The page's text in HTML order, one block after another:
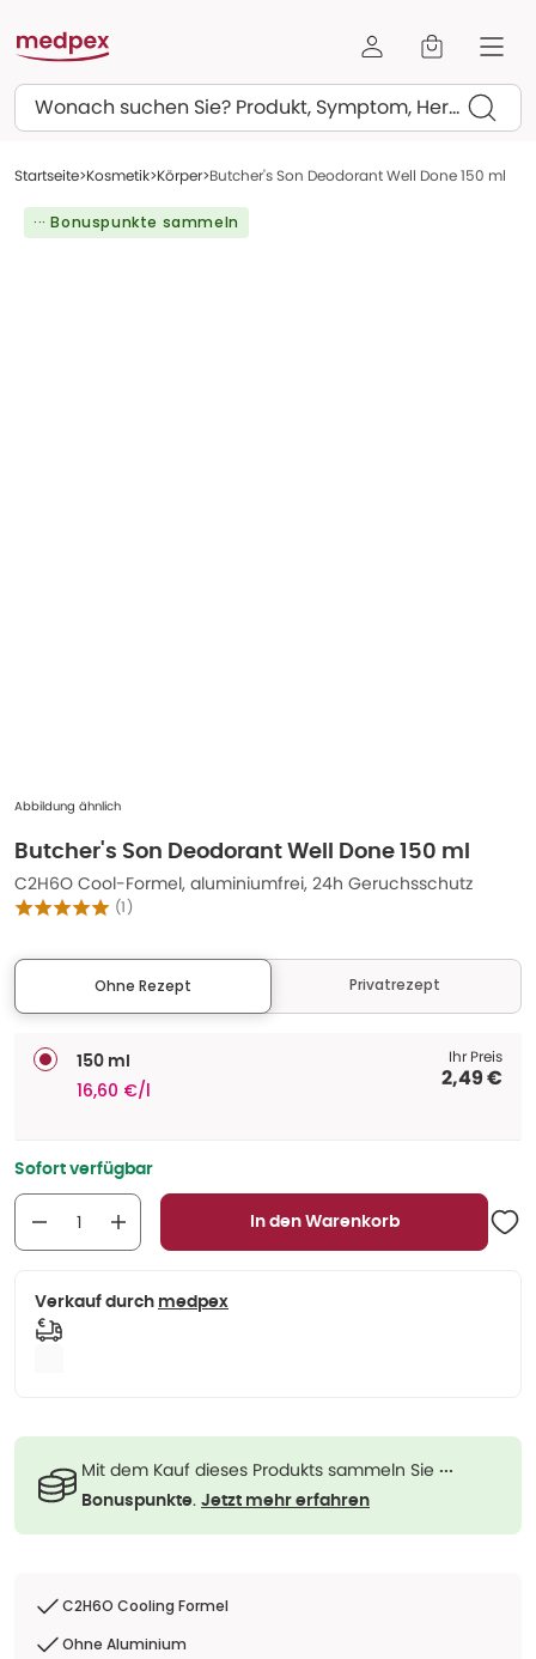
Suchen
Startseite Kosmetik Körper Butcher's Son Deodorant Well Done 150 ml
··· Bonuspunkte sammeln
Abbildung ähnlich
Butcher's Son Deodorant Well Done 150 ml
C2H6O Cool-Formel, aluminiumfrei, 24h Geruchsschutz
(1)
Ohne Rezept Privatrezept
150 ml
16,60 €/l
Ihr Preis
2,49 €
Sofort verfügbar
In den Warenkorb
Verkauf durch medpex
Mit dem Kauf dieses Produkts sammeln Sie ···
Bonuspunkte. Jetzt mehr erfahren
C2H6O Cooling Formel
Ohne Aluminium